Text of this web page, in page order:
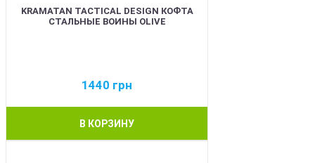
KRAMATAN TACTICAL DESIGN КОФТА
СТАЛЬНЫЕ ВОИНЫ OLIVE
1440 грн
В КОРЗИНУ